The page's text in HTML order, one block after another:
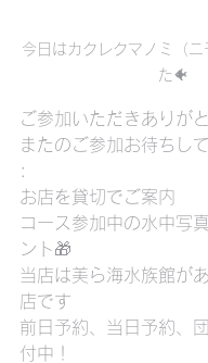
今日はカクレクマノミ（
た🐠
ご参加いただきありが
またのご参加お待ちし
:
お店を貸切でご案内
コース参加中の水中写
ント🎁
当店は美ら海水族館が
店です
前日予約、当日予約、
付中！